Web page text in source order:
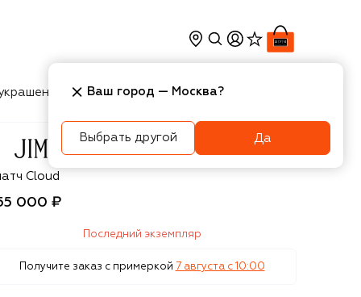
Косметика Интерьер
Choo
Cloud
000 ₽
Последний экземпляр
Получите заказ с примеркой 7 августа c 10:00
Ваш город — Москва?
Выбрать другой Да